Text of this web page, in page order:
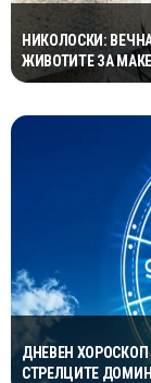
НИКОЛОСКИ:
ЖИВОТИТЕ ЗА
ДНЕВЕН ХОРОСКОП
СТРЕЛЦИТЕ